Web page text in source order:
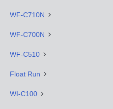
WF-C710N
WF-C700N
WF-C510
Float Run
WI-C100